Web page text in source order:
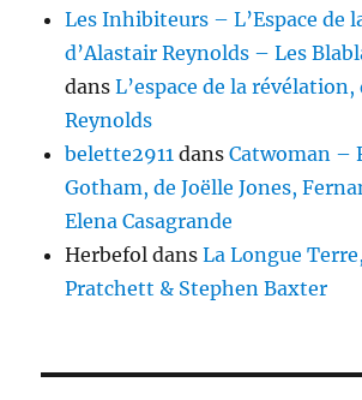
Les Inhibiteurs – L’Espace de
d’Alastair Reynolds – Les
dansL’espace de la révélation,
Reynolds
belette2911 dansCatwoman –
Gotham, de Joëlle Jones,
Elena Casagrande
Herbefol dansLa Longue
Pratchett & Stephen Baxter